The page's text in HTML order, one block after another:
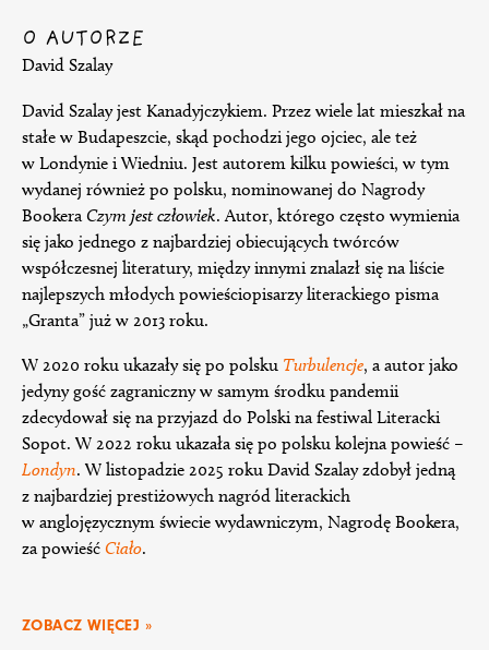
O AUTORZE
David Szalay
David Szalay jest Kanadyjczykiem. Przez wiele lat mieszkał na
stałe w Budapeszcie, skąd pochodzi jego ojciec, ale też
w Londynie i Wiedniu. Jest autorem kilku powieści, w tym
wydanej również po polsku, nominowanej do Nagrody
BookeraCzym jest człowiek. Autor, którego często wymienia
się jako jednego z najbardziej obiecujących twórców
współczesnej literatury, między innymi znalazł się na liście
najlepszych młodych powieściopisarzy literackiego pisma
„Granta” już w 2013 roku.
W 2020 roku ukazały się po polsku Turbulencje, a autor jako
jedyny gość zagraniczny w samym środku pandemii
zdecydował się na przyjazd do Polski na festiwal Literacki
Sopot. W 2022 roku ukazała się po polsku kolejna powieść –
Londyn. W listopadzie 2025 roku David Szalay zdobył jedną
z najbardziej prestiżowych nagród literackich
w anglojęzycznym świecie wydawniczym, Nagrodę Bookera,
za powieść Ciało.
ZOBACZ WIĘCEJ »